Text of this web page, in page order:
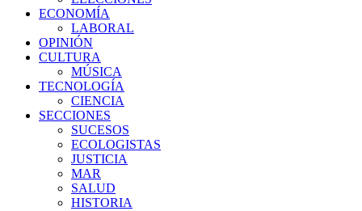
ECONOMÍA
LABORAL
OPINIÓN
CULTURA
MÚSICA
TECNOLOGÍA
CIENCIA
SECCIONES
SUCESOS
ECOLOGISTAS
JUSTICIA
MAR
SALUD
HISTORIA